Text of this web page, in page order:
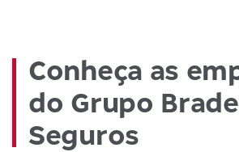
Conheça as
do Grupo
Seguros